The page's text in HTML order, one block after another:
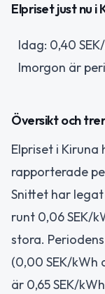
Elpriset just nu i
Idag: 0,40
Imorgon är
Översikt och
Elpriset i
rapporterade
Snittet har legat
runt 0,06 SEK/
stora.
(0,00 SEK/kWh
är 0,65 SEK/